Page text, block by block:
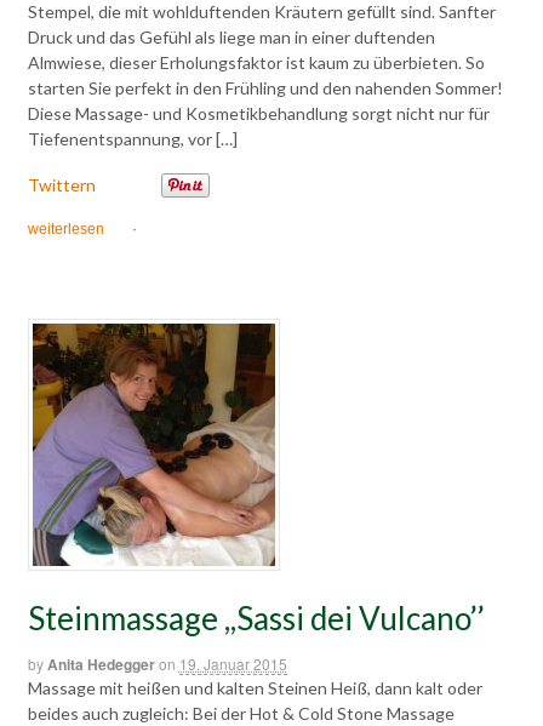
Stempel, die mit wohlduftenden Kräutern gefüllt sind. Sanfter
Druck und das Gefühl als liege man in einer duftenden
Almwiese, dieser Erholungsfaktor ist kaum zu überbieten. So
starten Sie perfekt in den Frühling und den nahenden Sommer!
Diese Massage- und Kosmetikbehandlung sorgt nicht nur für
Tiefenentspannung, vor […]
Twittern
weiterlesen ·
Steinmassage ,,Sassi dei Vulcano’’
byAnita Hedeggeron 19. Januar 2015
Massage mit heißen und kalten Steinen Heiß, dann kalt oder
beides auch zugleich: Bei der Hot & Cold Stone Massage